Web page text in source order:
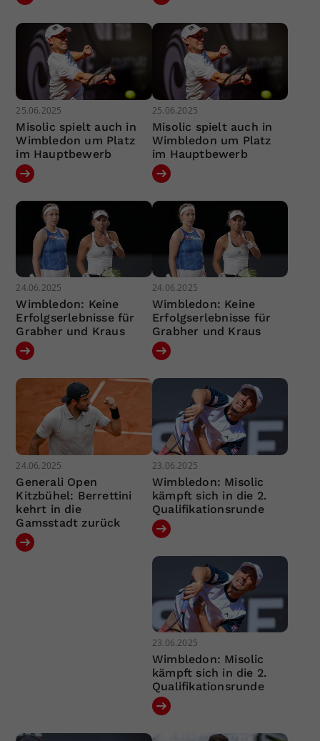
25.06.2025
Misolic spielt auch in
Wimbledon um Platz
im Hauptbewerb
25.06.2025
Misolic spielt auch in
Wimbledon um Platz
im Hauptbewerb
24.06.2025
Wimbledon: Keine
Erfolgserlebnisse für
Grabher und Kraus
24.06.2025
Wimbledon: Keine
Erfolgserlebnisse für
Grabher und Kraus
24.06.2025
Generali Open
Kitzbühel: Berrettini
kehrt in die
Gamsstadt zurück
23.06.2025
Wimbledon: Misolic
kämpft sich in die 2.
Qualifikationsrunde
23.06.2025
Wimbledon: Misolic
kämpft sich in die 2.
Qualifikationsrunde